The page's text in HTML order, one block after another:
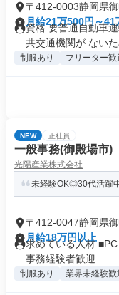
〒412-0003静岡県
月給21万500円～41
資格 要普通自動車
共交通機関が ないた
制服あり フリーター歓
NEW 正社員
一般事務(御殿場市)
光陽産業株式会社
未経験OK◎30代活躍
〒412-0047静岡県
月給18万円以上
求めている人材
事務経験者歓迎...
制服あり 業界未経験歓